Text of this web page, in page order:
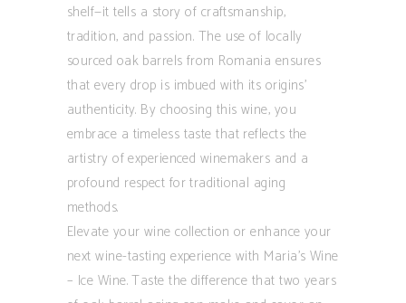
shelf—it tells a story of craftsmanship,
tradition, and passion. The use of locally
sourced oak barrels from Romania ensures
that every drop is imbued with its origins’
authenticity. By choosing this wine, you
embrace a timeless taste that reflects the
artistry of experienced winemakers and a
profound respect for traditional aging
methods.
Elevate your wine collection or enhance your
next wine-tasting experience with Maria’s Wine
– Ice Wine. Taste the difference that two years